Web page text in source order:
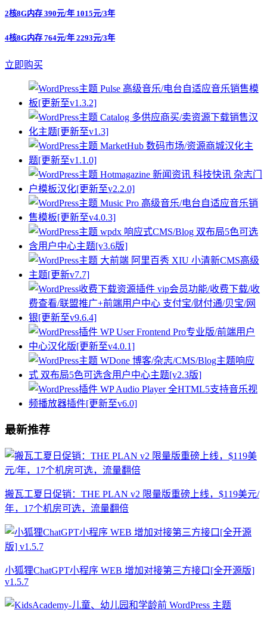
2核8G内存 390元/年 1015元/3年
4核8G内存 764元/年 2293元/3年
立即购买
最新推荐
搬瓦工夏日促销：THE PLAN v2 限量版重磅上线，$119美元/
年，17个机房可选，流量翻倍
小狐狸ChatGPT小程序 WEB 增加对接第三方接口[全开源版]
v1.5.7